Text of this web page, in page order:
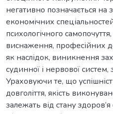
негативно позначається на
економічних
психологічного
виснаження, професійних
як наслідок, виникнення
судинної і нервової
Ураховуючи те, що
довголіття, якість
залежать від стану